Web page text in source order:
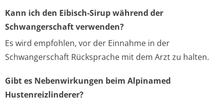
Kann ich den Eibisch-Sirup während der
Schwangerschaft verwenden?
Es wird empfohlen, vor der Einnahme in der
Schwangerschaft Rücksprache mit dem Arzt zu halten.
Gibt es Nebenwirkungen beim Alpinamed
Hustenreizlinderer?